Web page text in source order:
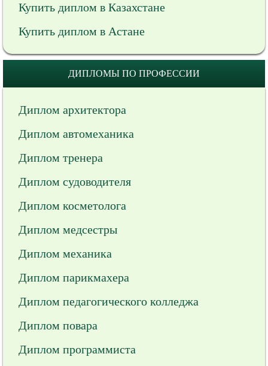
Купить диплом в Казахстане
Купить диплом в Астане
ДИПЛОМЫ ПО ПРОФЕССИИ
Диплом архитектора
Диплом автомеханика
Диплом тренера
Диплом судоводителя
Диплом косметолога
Диплом медсестры
Диплом механика
Диплом парикмахера
Диплом педагогического колледжа
Диплом повара
Диплом программиста